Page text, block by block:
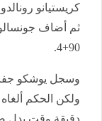
ثم أضاف
90+4.
دقيقة وقت بدل